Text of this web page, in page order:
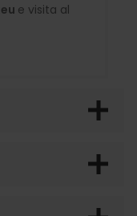
e visita al